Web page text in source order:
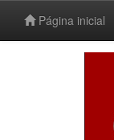
Página inicial